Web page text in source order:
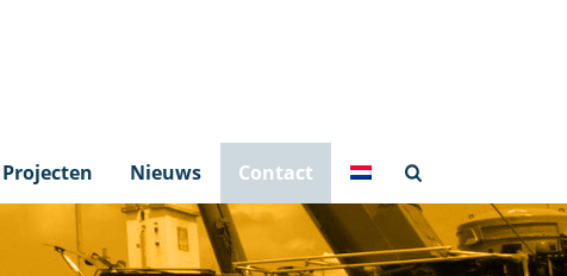
Projecten Nieuws Contact